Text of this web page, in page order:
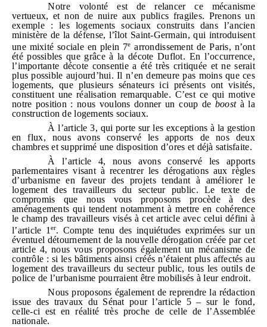
Notre volonté est de relancer ce mécanisme
vertueux, et non de nuire aux publics fragiles. Prenons un
exemple : les logements sociaux construits dans l’ancien
ministère de la défense, l’îlot Saint‑Germain, qui introduisent
une mixité sociale en plein 7e arrondissement de Paris, n’ont
été possibles que grâce à la décote Duflot. En l’occurrence,
l’importante décote consentie a été très critiquée et ne serait
plus possible aujourd’hui. Il n’en demeure pas moins que ces
logements, que plusieurs sénateurs ici présents ont visités,
constituent une réalisation remarquable. C’est ce qui motive
notre position : nous voulons donner un coup de boostà la
construction de logements sociaux.
À l’article 3, qui porte sur les exceptions à la gestion
en flux, nous avons conservé les apports de nos deux
chambres et supprimé une disposition d’ores et déjà satisfaite.
À l’article 4, nous avons conservé les apports
parlementaires visant à recentrer les dérogations aux règles
d’urbanisme en faveur des projets tendant à améliorer le
logement des travailleurs du secteur public. Le texte de
compromis que nous vous proposons procède à des
aménagements qui tendent notamment à mettre en cohérence
le champ des travailleurs visés à cet article avec celui défini à
l’article 1er. Compte tenu des inquiétudes exprimées sur un
éventuel détournement de la nouvelle dérogation créée par cet
article 4, nous vous proposons également un mécanisme de
contrôle : si les bâtiments ainsi créés n’étaient plus affectés au
logement des travailleurs du secteur public, tous les outils de
police de l’urbanisme pourraient être mobilisés à leur endroit.
Nous proposons également de reprendre la rédaction
issue des travaux du Sénat pour l’article 5 – sur le fond,
celle‑ci est en réalité très proche de celle de l’Assemblée
nationale.